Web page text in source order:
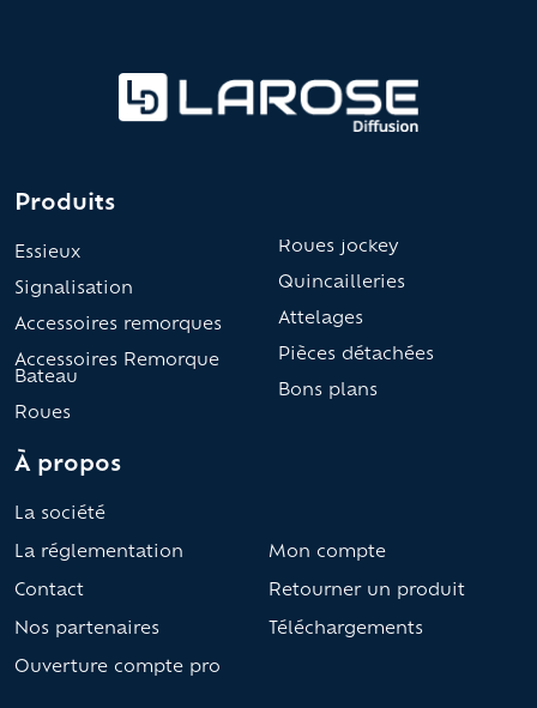
Produits
Essieux
Signalisation
Accessoires remorques
Accessoires Remorque
Bateau
Roues
Roues jockey
Quincailleries
Attelages
Pièces détachées
Bons plans
À propos
La société
La réglementation
Contact
Nos partenaires
Ouverture compte pro
Mon compte
Retourner un produit
Téléchargements